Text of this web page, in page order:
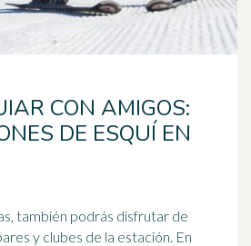
CON AMIGOS:
DE ESQUÍ EN
también podrás disfrutar de
y clubes de la estación. En